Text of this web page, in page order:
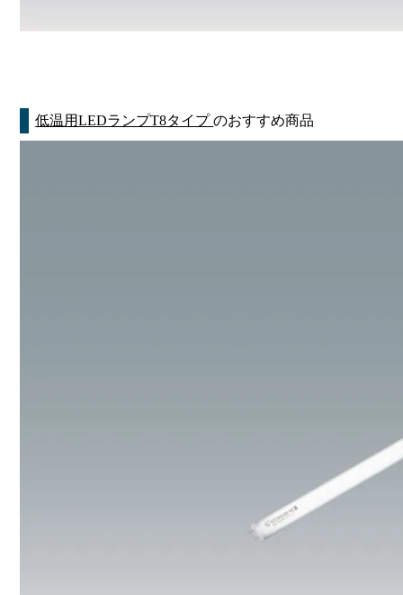
低温用LEDランプT8タイプのおすすめ商品